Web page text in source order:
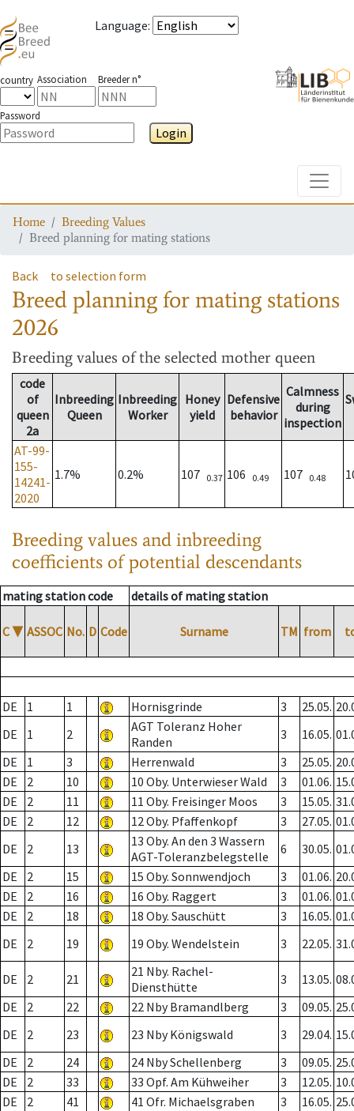
Language:
country Association Breeder n°
Password
Login
Home
Breeding Values
Breed planning for mating stations
Back to selection form
Breed planning for mating stations
2026
Breeding values of the selected mother queen
code
of
queen
2a
Inbreeding
Queen
Inbreeding
Worker
Honey
yield
Defensive
behavior
Calmness
during
inspection
AT-99-
155-
14241-
2020
1.7% 0.2% 107 0.37 106 0.49 107 0.48
Breeding values and inbreeding
coefficients of potential descendants
mating station code details of mating station
C ▼ ASSOC No. D Code Surname TM from
DE 1 1 Hornisgrinde 3 25.05.
DE
1 2
AGT Toleranz Hoher
Randen
3 16.05.
DE
1 3 Herrenwald 3 25.05.
DE
2 10 10 Oby. Unterwieser Wald 3 01.06.
DE
2 11 11 Oby. Freisinger Moos 3 15.05.
DE
2 12 12 Oby. Pfaffenkopf 3 27.05.
DE
2 13
13 Oby. An den 3 Wassern
AGT-Toleranzbelegstelle
6 30.05.
DE
2 15 15 Oby. Sonnwendjoch 3 01.06.
DE
2 16 16 Oby. Raggert 3 01.06.
DE
2 18 18 Oby. Sauschütt 3 16.05.
DE
2 19 19 Oby. Wendelstein 3 22.05.
DE 2 21
21 Nby. Rachel-
Diensthütte
3 13.05.
DE
2 22 22 Nby Bramandlberg 3 09.05.
DE
2 23 23 Nby Königswald 3 29.04.
DE
2 24 24 Nby Schellenberg 3 09.05.
DE
2 33 33 Opf. Am Kühweiher 3 12.05.
DE
2 41 41 Ofr. Michaelsgraben 3 16.05.